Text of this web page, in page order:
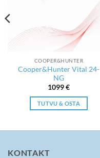
COOPER&HUNTER
Cooper&Hunter Vital 24-
NG
1099€
TUTVU & OSTA
KONTAKT